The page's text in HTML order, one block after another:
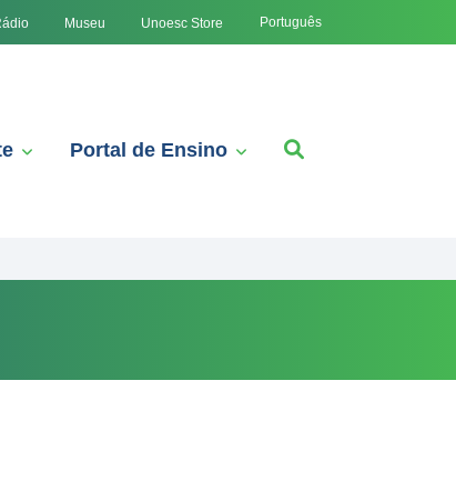
Museu Unoesc Store Português
Portal de Ensino